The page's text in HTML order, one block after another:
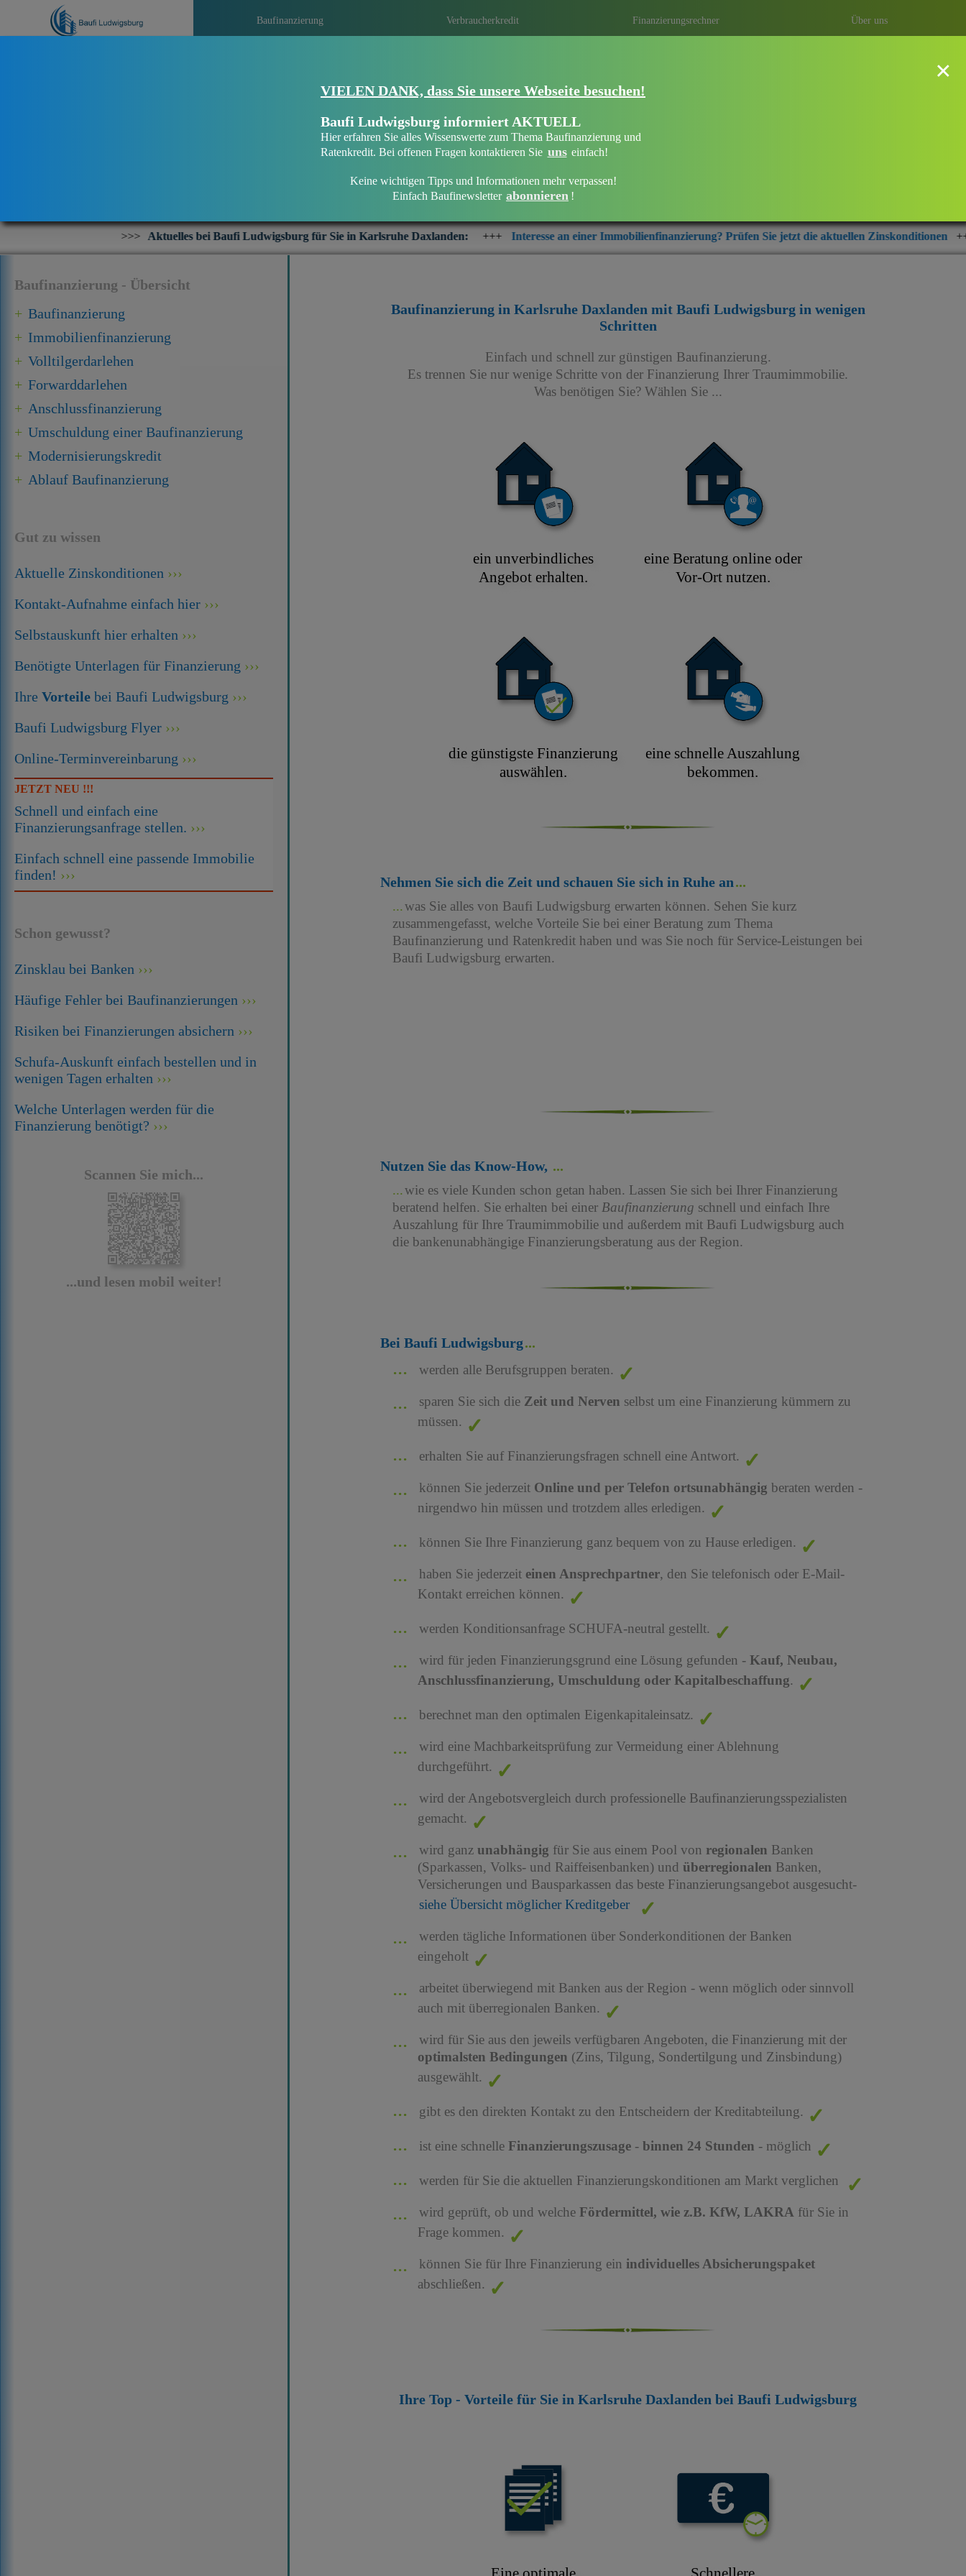
Baufinanzierung Verbraucherkredit Finanzierungsrechner Über uns
Eine Immobilien­finanzierung bei Baufi Ludwigsburg in Karlsruhe Daxlanden
persönliche und individuelle Beratung die richtige Baufinanzierung erhalten.
Mit regionalen Banken in Ihrer Region eine günstige Finanzierung abschließen
Aktuelles bei Baufi Ludwigsburg für Sie in Karlsruhe Daxlanden: +++ Interesse an einer Immobilienfinanzierung? Prüfen Sie jetzt die aktuellen Zinskonditionen +++ Ratenkredit jetzt
Baufinanzierung - Übersicht
Baufinanzierung
Immobilien­finanzierung
Volltilgerdarlehen
Forward­darlehen
Anschluss­finanzierung
Umschuldung einer Baufinanzierung
Modernisierungskredit
Ablauf Baufinanzierung
Gut zu wissen
Aktuelle Zinskonditionen
Kontakt-Aufnahme einfach hier
Selbstauskunft hier erhalten
Benötigte Unterlagen für Finanzierung
Ihre Vorteile bei Baufi Ludwigsburg
Baufi Ludwigsburg Flyer
Online-Terminvereinbarung
JETZT NEU !!!
Schnell und einfach eine
Finanzierungsanfrage stellen.
Einfach schnell eine passende Immobilie
finden!
Schon gewusst?
Zinsklau bei Banken
Häufige Fehler bei Baufinanzierungen
Risiken bei Finanzierungen absichern
Schufa-Auskunft einfach bestellen und in
wenigen Tagen erhalten
Welche Unterlagen werden für die
Finanzierung benötigt?
Scannen Sie mich...
...und lesen mobil weiter!
×
VIELEN DANK, dass Sie unsere Webseite besuchen!
Baufi Ludwigsburg informiert AKTUELL
Hier erfahren Sie alles Wissenswerte zum Thema Baufinanzierung und
Ratenkredit. Bei offenen Fragen kontaktieren Sie uns einfach!
Keine wichtigen Tipps und Informationen mehr verpassen!
Einfach Baufinewsletter abonnieren !
Baufinanzierung in Karlsruhe Daxlanden mit Baufi Ludwigsburgin wenigen
Schritten
Einfach und schnell zur günstigen Baufinanzierung.
Es trennen Sie nur wenige Schritte von der Finanzierung Ihrer Traumimmobilie.
Was benötigen Sie? Wählen Sie ...
ein unverbindliches
Angebot erhalten.
eine Beratung online oder
Vor-Ort nutzen.
die günstigste Finanzierung
auswählen.
eine schnelle Auszahlung
bekommen.
Nehmen Sie sich die Zeit und schauen Sie sich in Ruhe an
was Sie alles von Baufi Ludwigsburg erwarten können. Sehen Sie kurz
zusammengefasst, welche Vorteile Sie bei einer Beratung zum Thema
Baufinanzierung und Ratenkredit haben und was Sie noch für Service-Leistungen bei
Baufi Ludwigsburg erwarten.
Nutzen Sie das Know-How,
wie es viele Kunden schon getan haben. Lassen Sie sich bei Ihrer Finanzierung
beratend helfen. Sie erhalten bei einerBaufinanzierung schnell und einfach Ihre
Auszahlung für Ihre Traumimmobilie und außerdem mit Baufi Ludwigsburg auch
die bankenunabhängige Finanzierungsberatung aus der Region.
Bei Baufi Ludwigsburg
werden alle Berufsgruppen beraten.
sparen Sie sich die Zeit und Nerven selbst um eine Finanzierung kümmern zu
müssen.
erhalten Sie auf Finanzierungsfragen schnell eine Antwort.
können Sie jederzeit Online und per Telefon ortsunabhängig beraten werden -
nirgendwo hin müssen und trotzdem alles erledigen.
können Sie Ihre Finanzierung ganz bequem von zu Hause erledigen.
haben Sie jederzeit einen Ansprechpartner, den Sie telefonisch oder E-Mail-
Kontakt erreichen können.
werden Konditionsanfrage SCHUFA-neutral gestellt.
wird für jeden Finanzierungsgrund eine Lösung gefunden - Kauf, Neubau,
Anschlussfinanzierung, Umschuldung oder Kapitalbeschaffung.
berechnet man den optimalen Eigenkapitaleinsatz.
wird eine Machbarkeitsprüfung zur Vermeidung einer Ablehnung
durchgeführt.
wird der Angebotsvergleich durch professionelle Baufinanzierungsspezialisten
gemacht.
wird ganz unabhängig für Sie aus einem Pool von regionalen Banken
(Sparkassen, Volks- und Raiffeisenbanken) und überregionalen Banken,
Versicherungen und Bausparkassen das beste Finanzierungsangebot ausgesucht-
siehe Übersicht möglicher Kreditgeber
werden tägliche Informationen über Sonderkonditionen der Banken
eingeholt
arbeitet überwiegend mit Banken aus der Region - wenn möglich oder sinnvoll
auch mit überregionalen Banken.
wird für Sie aus den jeweils verfügbaren Angeboten, die Finanzierung mit der
optimalsten Bedingungen (Zins, Tilgung, Sondertilgung und Zinsbindung)
ausgewählt.
gibt es den direkten Kontakt zu den Entscheidern der Kreditabteilung.
ist eine schnelle Finanzierungszusage- binnen 24 Stunden - möglich
werden für Sie die aktuellen Finanzierungskonditionen am Markt verglichen
wird geprüft, ob und welche Fördermittel, wie z.B. KfW, LAKRA für Sie in
Frage kommen.
können Sie für Ihre Finanzierung ein individuelles Absicherungspaket
abschließen.
Ihre Top - Vorteile für Sie in Karlsruhe Daxlanden bei Baufi Ludwigsburg
Eine optimale Schnellere